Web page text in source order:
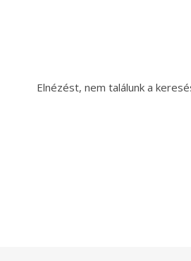
Elnézést, nem találunk a